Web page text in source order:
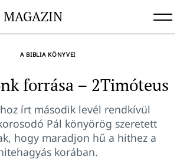
MAGAZIN
A BIBLIA KÖNYVEI
forrása – 2Timóteus
írt második levél rendkívül
Pál könyörög szeretett
hogy maradjon hű a hithez a
korában.